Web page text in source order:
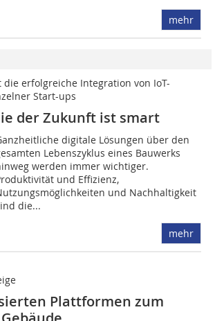
mehr
die erfolgreiche Integration von IoT-
Start-ups
der Zukunft ist smart
digitale Lösungen über den
Lebenszyklus eines Bauwerks
werden immer wichtiger.
und Effizienz,
und Nachhaltigkeit
die...
mehr
Plattformen zum